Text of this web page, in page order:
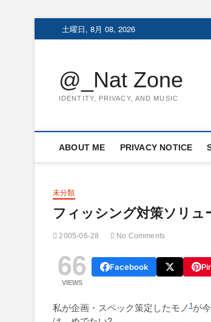
to
土曜日, 8月 08, 2026
@_Nat Zone
IDENTITY, PRIVACY, AND MUSIC
ABOUT ME PRIVACY NOTICE
未分類
フィッシング対策ソリュ
2005-06-28 No Comments
66
VIEWS
Facebook
私が企画・スペック策定したモノ 1が